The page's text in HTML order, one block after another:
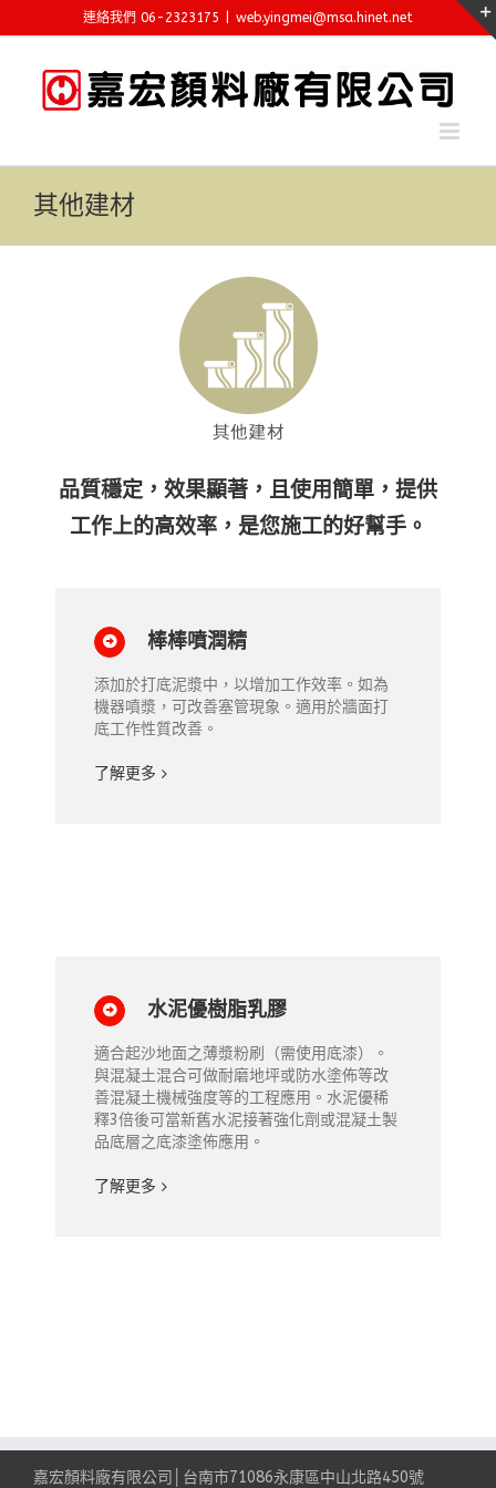
to
連絡我們 06-2323175 web.yingmei@msa.hinet.net
其他建材
品質穩定，效果顯著，且使用簡單，提供
工作上的高效率，是您施工的好幫手。
棒棒噴潤精
添加於打底泥漿中，以增加工作效率。如為
機器噴漿，可改善塞管現象。適用於牆面打
底工作性質改善。
了解更多
水泥優樹脂乳膠
適合起沙地面之薄漿粉刷（需使用底漆）。
與混凝土混合可做耐磨地坪或防水塗佈等改
善混凝土機械強度等的工程應用。水泥優稀
釋3倍後可當新舊水泥接著強化劑或混凝土製
品底層之底漆塗佈應用。
了解更多
嘉宏顏料廠有限公司│台南市71086永康區中山北路450號